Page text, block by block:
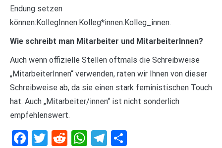
Endung setzen
können:KollegInnen.Kolleg*innen.Kolleg_innen.
Wie schreibt man Mitarbeiter und MitarbeiterInnen?
Auch wenn offizielle Stellen oftmals die Schreibweise
„MitarbeiterInnen“ verwenden, raten wir Ihnen von dieser
Schreibweise ab, da sie einen stark feministischen Touch
hat. Auch „Mitarbeiter/innen“ ist nicht sonderlich
empfehlenswert.
Facebook
Twitter
RedditWhatsApp
Telegram